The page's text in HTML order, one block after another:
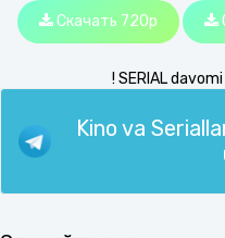
Скачать 720p
! SERIAL
Kino va